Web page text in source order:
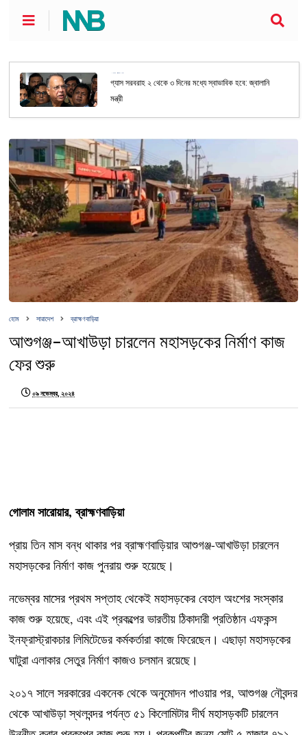
গ্যাস সরবরাহ ২ থেকে ৩ দিনের মধ্যে স্বাভাবিক হবে: জ্বালানি
মন্ত্রী
হোম সারাদেশ ব্রাহ্মণবাড়িয়া
আশুগঞ্জ-আখাউড়া চারলেন মহাসড়কের নির্মাণ কাজ
ফের শুরু
০৯ নভেম্বর, ২০২৪
গোলাম সারোয়ার, ব্রাহ্মণবাড়িয়া
প্রায় তিন মাস বন্ধ থাকার পর ব্রাহ্মণবাড়িয়ার আশুগঞ্জ-আখাউড়া চারলেন
মহাসড়কের নির্মাণ কাজ পুনরায় শুরু হয়েছে।
নভেম্বর মাসের প্রথম সপ্তাহ থেকেই মহাসড়কের বেহাল অংশের সংস্কার
কাজ শুরু হয়েছে, এবং এই প্রকল্পের ভারতীয় ঠিকাদারী প্রতিষ্ঠান এফকন্স
ইনফ্রাস্ট্রাকচার লিমিটেডের কর্মকর্তারা কাজে ফিরেছেন। এছাড়া মহাসড়কের
ঘাটুরা এলাকার সেতুর নির্মাণ কাজও চলমান রয়েছে।
২০১৭ সালে সরকারের একনেক থেকে অনুমোদন পাওয়ার পর, আশুগঞ্জ নৌবন্দর
থেকে আখাউড়া স্থলবন্দর পর্যন্ত ৫১ কিলোমিটার দীর্ঘ মহাসড়কটি চারলেন